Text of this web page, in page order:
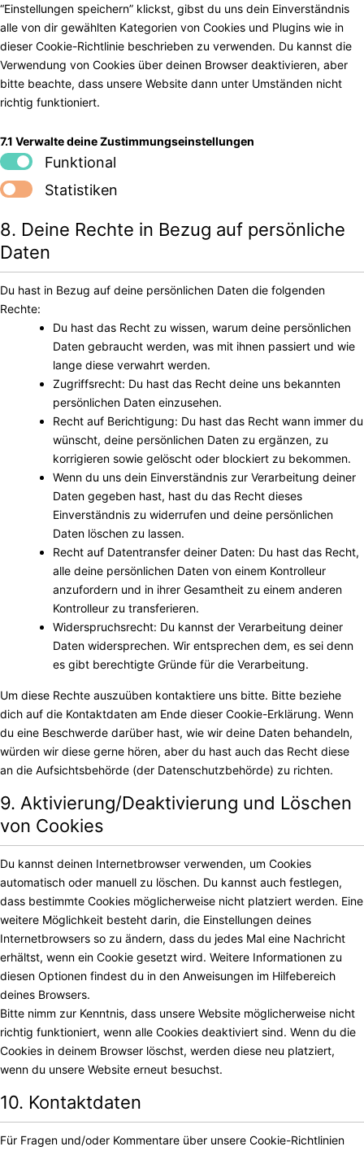
“Einstellungen speichern” klickst, gibst du uns dein Einverständnis
alle von dir gewählten Kategorien von Cookies und Plugins wie in
dieser Cookie-Richtlinie beschrieben zu verwenden. Du kannst die
Verwendung von Cookies über deinen Browser deaktivieren, aber
bitte beachte, dass unsere Website dann unter Umständen nicht
richtig funktioniert.
7.1 Verwalte deine Zustimmungseinstellungen
Funktional
Statistiken
8. Deine Rechte in Bezug auf persönliche
Daten
Du hast in Bezug auf deine persönlichen Daten die folgenden
Rechte:
Du hast das Recht zu wissen, warum deine persönlichen
Daten gebraucht werden, was mit ihnen passiert und wie
lange diese verwahrt werden.
Zugriffsrecht: Du hast das Recht deine uns bekannten
persönlichen Daten einzusehen.
Recht auf Berichtigung: Du hast das Recht wann immer du
wünscht, deine persönlichen Daten zu ergänzen, zu
korrigieren sowie gelöscht oder blockiert zu bekommen.
Wenn du uns dein Einverständnis zur Verarbeitung deiner
Daten gegeben hast, hast du das Recht dieses
Einverständnis zu widerrufen und deine persönlichen
Daten löschen zu lassen.
Recht auf Datentransfer deiner Daten: Du hast das Recht,
alle deine persönlichen Daten von einem Kontrolleur
anzufordern und in ihrer Gesamtheit zu einem anderen
Kontrolleur zu transferieren.
Widerspruchsrecht: Du kannst der Verarbeitung deiner
Daten widersprechen. Wir entsprechen dem, es sei denn
es gibt berechtigte Gründe für die Verarbeitung.
Um diese Rechte auszuüben kontaktiere uns bitte. Bitte beziehe
dich auf die Kontaktdaten am Ende dieser Cookie-Erklärung. Wenn
du eine Beschwerde darüber hast, wie wir deine Daten behandeln,
würden wir diese gerne hören, aber du hast auch das Recht diese
an die Aufsichtsbehörde (der Datenschutzbehörde) zu richten.
9. Aktivierung/Deaktivierung und Löschen
von Cookies
Du kannst deinen Internetbrowser verwenden, um Cookies
automatisch oder manuell zu löschen. Du kannst auch festlegen,
dass bestimmte Cookies möglicherweise nicht platziert werden. Eine
weitere Möglichkeit besteht darin, die Einstellungen deines
Internetbrowsers so zu ändern, dass du jedes Mal eine Nachricht
erhältst, wenn ein Cookie gesetzt wird. Weitere Informationen zu
diesen Optionen findest du in den Anweisungen im Hilfebereich
deines Browsers.
Bitte nimm zur Kenntnis, dass unsere Website möglicherweise nicht
richtig funktioniert, wenn alle Cookies deaktiviert sind. Wenn du die
Cookies in deinem Browser löschst, werden diese neu platziert,
wenn du unsere Website erneut besuchst.
10. Kontaktdaten
Für Fragen und/oder Kommentare über unsere Cookie-Richtlinien